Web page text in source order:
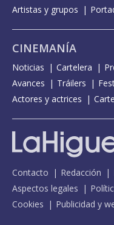
Artistas y grupos
CINEMANÍA
Noticias Cartelera
Avances
Tráilers
Actores y actrices
Contacto Redacción
Aspectos legales
Cookies
Publicidad y